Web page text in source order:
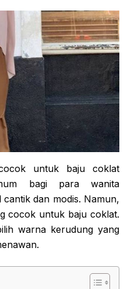
untuk baju coklat
bagi para wanita
dan modis. Namun,
cocok untuk baju coklat.
warna kerudung yang